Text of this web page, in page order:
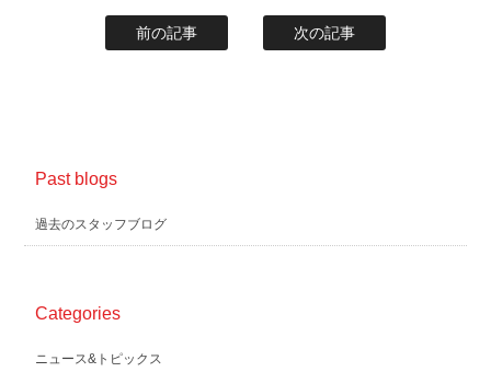
前の記事 次の記事
Past blogs
過去のスタッフブログ
Categories
ニュース&トピックス